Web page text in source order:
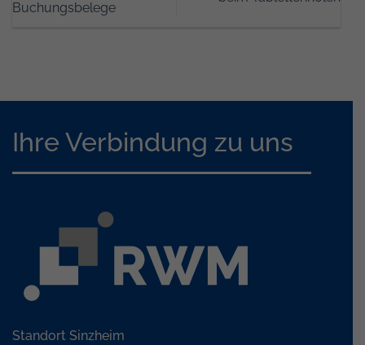
Buchungsbelege
Ihre Verbindung zu uns
Standort Sinzheim